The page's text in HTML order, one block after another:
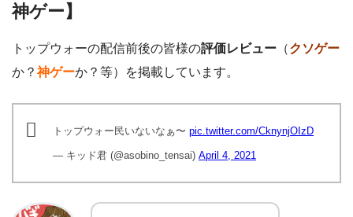
神ゲー】
トップウォーの配信前後の皆様の評価レビュー （クソゲー
か？神ゲーか？等）を掲載しています。
トップウォー民いないなぁ〜 pic.twitter.com/CknynjOIzD
— キッド君 (@asobino_tensai) April 4, 2021